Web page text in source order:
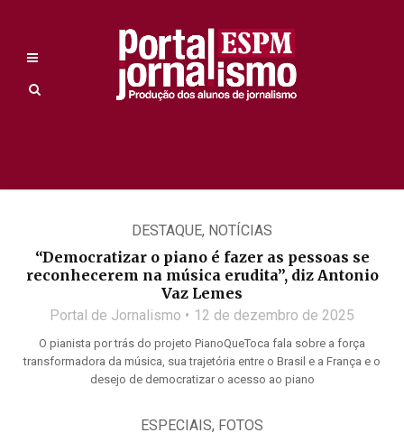
DESTAQUE, NOTÍCIAS
“Democratizar o piano é fazer as pessoas se
reconhecerem na música erudita”, diz Antonio
Vaz Lemes
Portal de Jornalismo 12 de dezembro de 2025
O pianista por trás do projeto PianoQueToca fala sobre a força
transformadora da música, sua trajetória entre o Brasil e a França e o
desejo de democratizar o acesso ao piano
ESPECIAIS, FOTOS